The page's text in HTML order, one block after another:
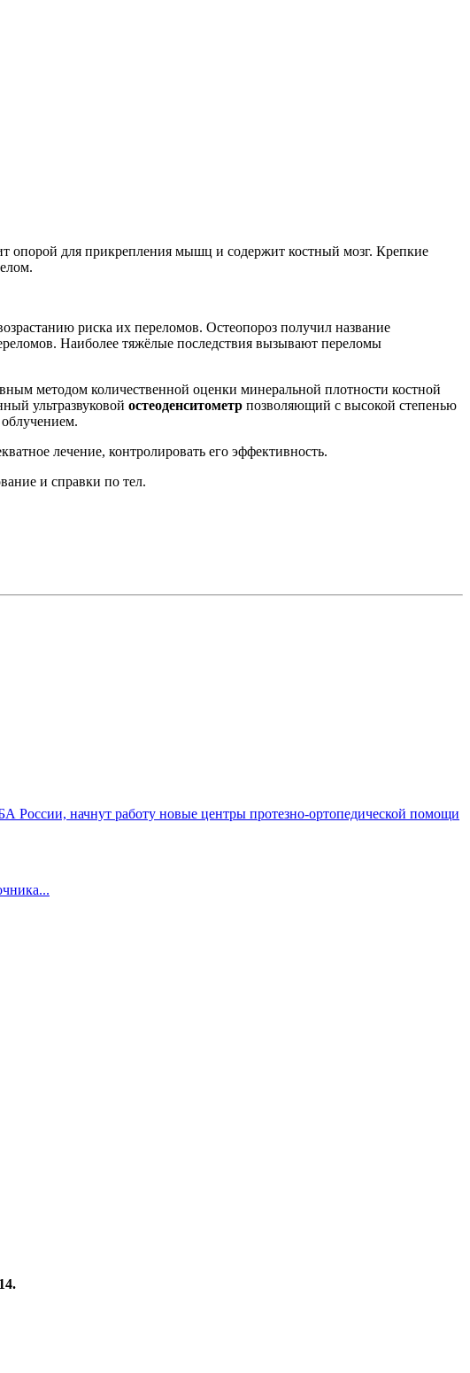
опорой для прикрепления мышц и содержит костный мозг. Крепкие
риска их переломов. Остеопороз получил название
Наиболее тяжёлые последствия вызывают переломы
методом количественной оценки минеральной плотности костной
ультразвуковой остеоденситометр позволяющий с высокой степенью
лечение, контролировать его эффективность.
и справки по тел.
начнут работу новые центры протезно‑ортопедической помощи